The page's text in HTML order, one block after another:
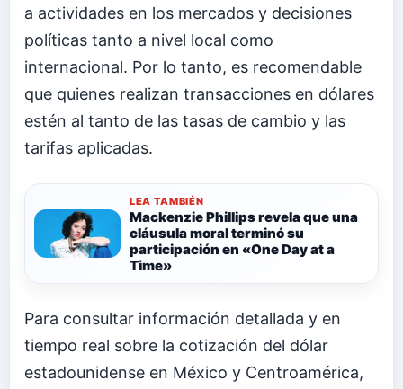
a actividades en los mercados y decisiones
políticas tanto a nivel local como
internacional. Por lo tanto, es recomendable
que quienes realizan transacciones en dólares
estén al tanto de las tasas de cambio y las
tarifas aplicadas.
LEA TAMBIÉN
Mackenzie Phillips revela que una
cláusula moral terminó su
participación en «One Day at a
Time»
Para consultar información detallada y en
tiempo real sobre la cotización del dólar
estadounidense en México y Centroamérica,